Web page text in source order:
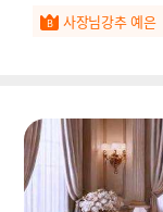
사장님강추 예은